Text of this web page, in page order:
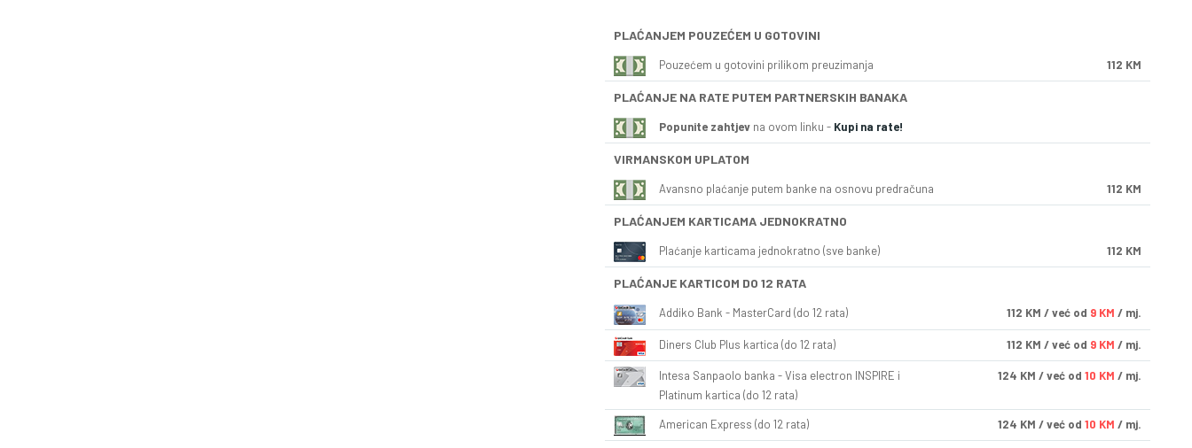
PLAĆANJEM POUZEĆEM U GOTOVINI
Pouzećem u gotovini prilikom preuzimanja 112 KM
PLAĆANJE NA RATE PUTEM PARTNERSKIH BANAKA
Popunite zahtjev na ovom linku - Kupi na rate!
VIRMANSKOM UPLATOM
Avansno plaćanje putem banke na osnovu predračuna 112 KM
PLAĆANJEM KARTICAMA JEDNOKRATNO
Plaćanje karticama jednokratno (sve banke) 112 KM
PLAĆANJE KARTICOM DO 12 RATA
Addiko Bank - MasterCard (do 12 rata) 112 KM / već od 9 KM / mj.
Diners Club Plus kartica (do 12 rata) 112 KM / već od 9 KM / mj.
Intesa Sanpaolo banka - Visa electron INSPIRE i
Platinum kartica (do 12 rata)
124 KM / već od 10 KM / mj.
American Express (do 12 rata) 124 KM / već od 10 KM / mj.